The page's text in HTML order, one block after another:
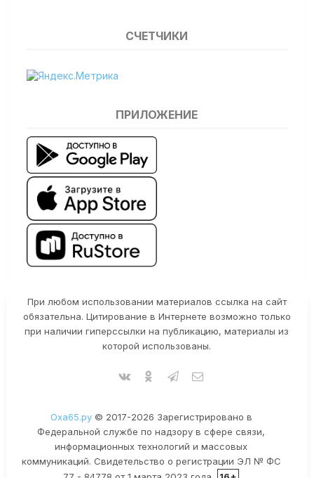
СЧЕТЧИКИ
ПРИЛОЖЕНИЕ
При любом использовании материалов ссылка на сайт
обязательна. Цитирование в Интернете возможно только
при наличии гиперссылки на публикацию, материалы из
которой использованы.
Оха65.ру© 2017-2026 Зарегистрировано в
Федеральной службе по надзору в сфере связи,
информационных технологий и массовых
коммуникаций. Свидетельство о регистрации ЭЛ № ФС